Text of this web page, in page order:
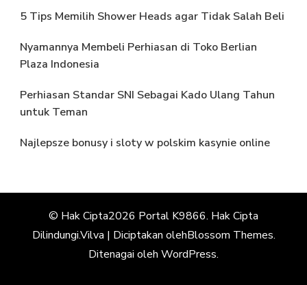
5 Tips Memilih Shower Heads agar Tidak Salah Beli
Nyamannya Membeli Perhiasan di Toko Berlian
Plaza Indonesia
Perhiasan Standar SNI Sebagai Kado Ulang Tahun
untuk Teman
Najlepsze bonusy i sloty w polskim kasynie online
© Hak Cipta2026 Portal K9866. Hak Cipta
Dilindungi.Vilva | Diciptakan olehBlossom Themes.
Ditenagai oleh WordPress.